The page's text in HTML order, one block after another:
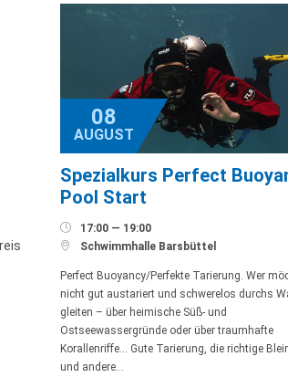
08
AUGUST
Spezialkurs Perfect
Pool Start
 17:00 — 19:00
 Schwimmhalle Barsbüttel
Perfect Buoyancy/Perfekte Tarierung. Wer
nicht gut austariert und schwerelos durchs
gleiten – über heimische Süß- und
Ostseewassergründe oder über traumhafte
Korallenriffe… Gute Tarierung, die richtige
und andere…